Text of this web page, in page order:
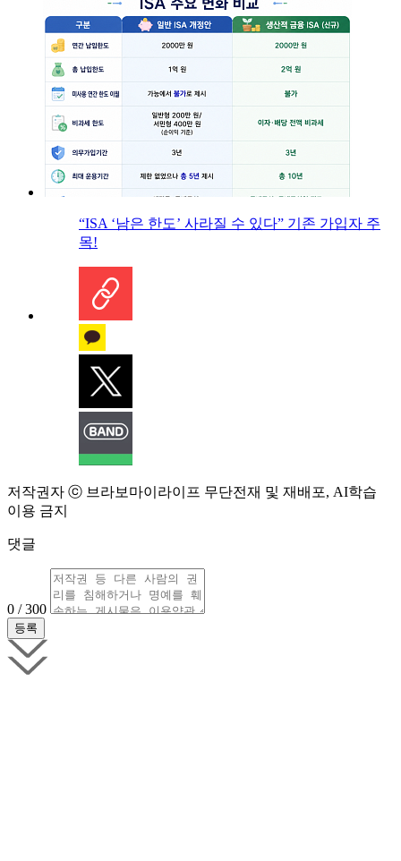
“ISA ‘남은 한도’ 사라질 수 있다” 기존 가입자 주
목!
저작권자 ⓒ 브라보마이라이프 무단전재 및 재배포, AI학습
이용 금지
댓글
0 / 300